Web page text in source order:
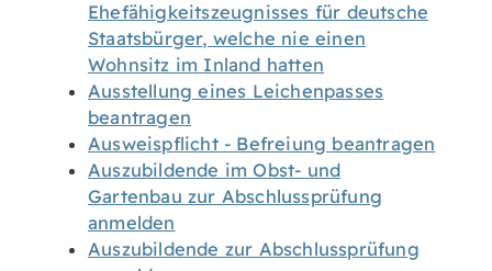
Ehefähigkeitszeugnisses für deutsche
Staatsbürger, welche nie einen
Wohnsitz im Inland hatten
Ausstellung eines Leichenpasses
beantragen
Ausweispflicht - Befreiung beantragen
Auszubildende im Obst- und
Gartenbau zur Abschlussprüfung
anmelden
Auszubildende zur Abschlussprüfung